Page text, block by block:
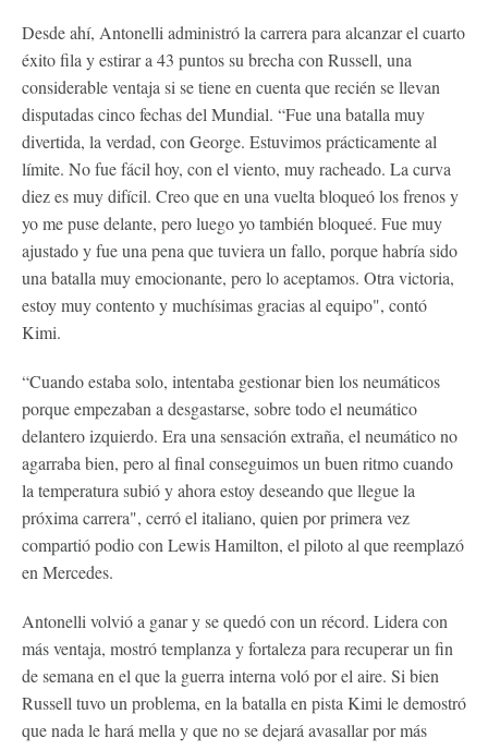
Desde ahí, Antonelli administró la carrera para alcanzar el cuarto
éxito fila y estirar a 43 puntos su brecha con Russell, una
considerable ventaja si se tiene en cuenta que recién se llevan
disputadas cinco fechas del Mundial. “Fue una batalla muy
divertida, la verdad, con George. Estuvimos prácticamente al
límite. No fue fácil hoy, con el viento, muy racheado. La curva
diez es muy difícil. Creo que en una vuelta bloqueó los frenos y
yo me puse delante, pero luego yo también bloqueé. Fue muy
ajustado y fue una pena que tuviera un fallo, porque habría sido
una batalla muy emocionante, pero lo aceptamos. Otra victoria,
estoy muy contento y muchísimas gracias al equipo", contó
Kimi.
“Cuando estaba solo, intentaba gestionar bien los neumáticos
porque empezaban a desgastarse, sobre todo el neumático
delantero izquierdo. Era una sensación extraña, el neumático no
agarraba bien, pero al final conseguimos un buen ritmo cuando
la temperatura subió y ahora estoy deseando que llegue la
próxima carrera", cerró el italiano, quien por primera vez
compartió podio con Lewis Hamilton, el piloto al que reemplazó
en Mercedes.
Antonelli volvió a ganar y se quedó con un récord. Lidera con
más ventaja, mostró templanza y fortaleza para recuperar un fin
de semana en el que la guerra interna voló por el aire. Si bien
Russell tuvo un problema, en la batalla en pista Kimi le demostró
que nada le hará mella y que no se dejará avasallar por más